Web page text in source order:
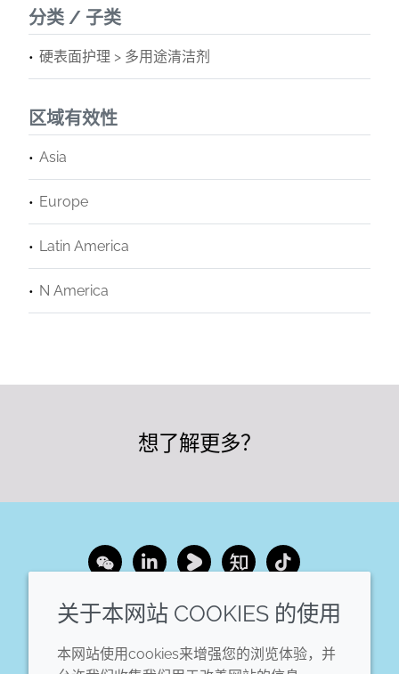
分类 / 子类
硬表面护理 > 多用途清洁剂
区域有效性
Asia
Europe
Latin America
N America
想了解更多？
WechatLinkedInYoukuZhihu Tiktok
企业
年度报告
法律信息
条款和条件
关于本网站 COOKIES 的使用
本网站使用cookies来增强您的浏览体验，并